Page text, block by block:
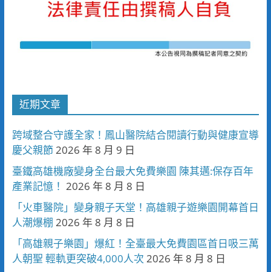
近期文章
跨域整合守護全家！鳳山醫院結合閱讀行動與健康宣導
慶父親節2026 年 8 月 9 日
臺鐵高雄機廠變身全台最大免費樂園 陳其邁:保存百年
產業記憶！ 2026 年 8 月 8 日
「火車醫院」變身親子天堂！高雄親子遊樂園開幕首日
人潮爆棚 2026 年 8 月 8 日
「高雄親子樂園」爆紅！全臺最大免費園區首日吸三萬
人朝聖 輕軌更突破4,000人次 2026 年 8 月 8 日